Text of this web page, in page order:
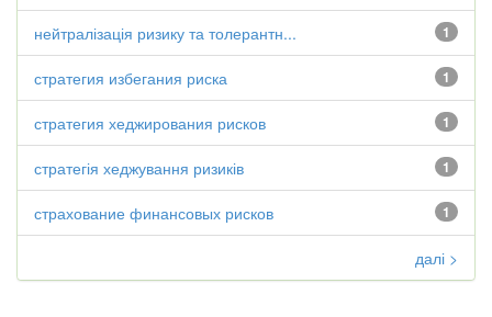
1
нейтралізація ризику та толерантн...
1
стратегия избегания риска
1
стратегия хеджирования рисков
1
стратегія хеджування ризиків
1
страхование финансовых рисков
далі >